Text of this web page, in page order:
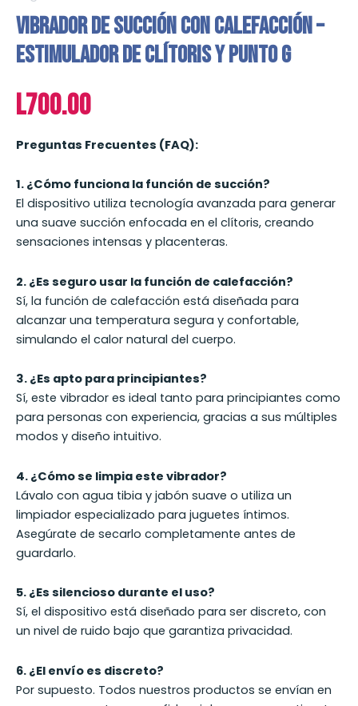
Vibrador de Succión con Calefacción –
Estimulador de Clítoris y Punto G
L700.00
Preguntas Frecuentes (FAQ):
1. ¿Cómo funciona la función de succión?
El dispositivo utiliza tecnología avanzada para generar
una suave succión enfocada en el clítoris, creando
sensaciones intensas y placenteras.
2. ¿Es seguro usar la función de calefacción?
Sí, la función de calefacción está diseñada para
alcanzar una temperatura segura y confortable,
simulando el calor natural del cuerpo.
3. ¿Es apto para principiantes?
Sí, este vibrador es ideal tanto para principiantes como
para personas con experiencia, gracias a sus múltiples
modos y diseño intuitivo.
4. ¿Cómo se limpia este vibrador?
Lávalo con agua tibia y jabón suave o utiliza un
limpiador especializado para juguetes íntimos.
Asegúrate de secarlo completamente antes de
guardarlo.
5. ¿Es silencioso durante el uso?
Sí, el dispositivo está diseñado para ser discreto, con
un nivel de ruido bajo que garantiza privacidad.
6. ¿El envío es discreto?
Por supuesto. Todos nuestros productos se envían en